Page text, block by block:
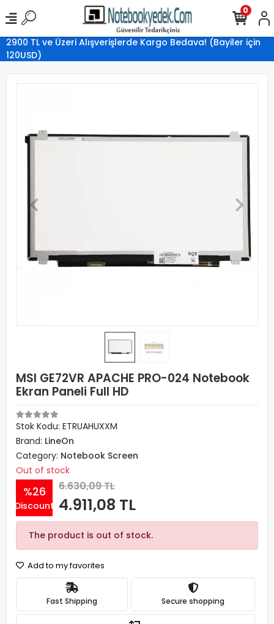
2900 TL ve Üzeri Alışverişlerde Kargo Bedava! (Bayiler için
120USD)
0
MSI GE72VR APACHE PRO-024 Notebook
Ekran Paneli Full HD
Stok Kodu: ETRUAHUXXM
Brand: LineOn
Category: Notebook Screen
Out of stock
%26
Discount
6.630,09 TL
4.911,08 TL
The product is out of stock.
Add to my favorites
Fast Shipping Secure shopping